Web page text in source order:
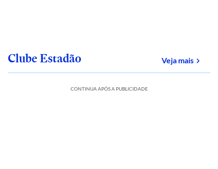
Clube Estadão Veja maissobre
CONTINUA APÓS A PUBLICIDADE